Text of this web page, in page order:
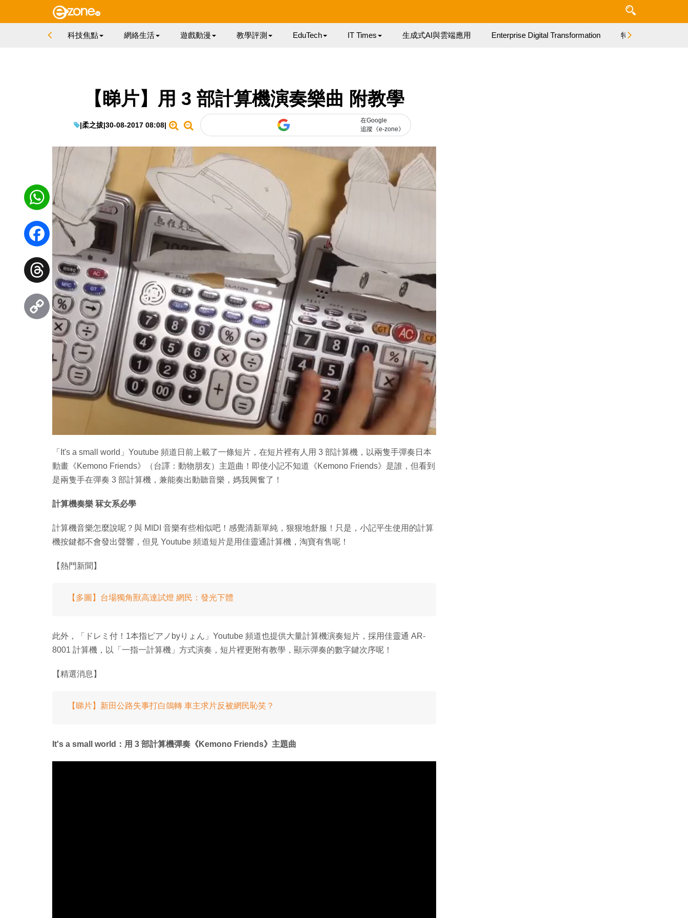
科技焦點 網絡生活 遊戲動漫 教學評測 EduTech IT Times 生成式AI與雲端應用 Enterprise Digital Transformation 特集
【睇片】用 3 部計算機演奏樂曲 附教學
|柔之拔|30-08-2017 08:08|
在Google
追蹤《e-zone》
「It's a small world」Youtube 頻道日前上載了一條短片，在短片裡有人用 3 部計算機，以兩隻手彈奏日本
動畫《Kemono Friends》（台譯：動物朋友）主題曲！即使小記不知道《Kemono Friends》是誰，但看到
是兩隻手在彈奏 3 部計算機，兼能奏出動聽音樂，媽我興奮了！
計算機奏樂 冧女系必學
計算機音樂怎麼說呢？與 MIDI 音樂有些相似吧！感覺清新單純，狠狠地舒服！只是，小記平生使用的計算
機按鍵都不會發出聲響，但見 Youtube 頻道短片是用佳靈通計算機，淘寶有售呢！
【熱門新聞】
【多圖】台場獨角獸高達試燈 網民：發光下體
此外，「ドレミ付！1本指ピアノbyりょん」Youtube 頻道也提供大量計算機演奏短片，採用佳靈通 AR-
8001 計算機，以「一指一計算機」方式演奏，短片裡更附有教學，顯示彈奏的數字鍵次序呢！
【精選消息】
【睇片】新田公路失事打白鴿轉 車主求片反被網民恥笑？
It's a small world：用 3 部計算機彈奏《Kemono Friends》主題曲
WhatsApp
Facebook
Threads
Copy